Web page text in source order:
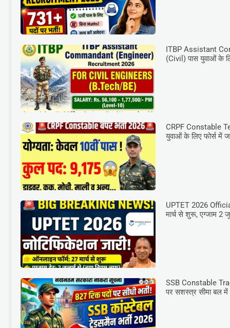
ITBP Assistant
(Civil) पास युवाओं के
CRPF Constable
युवाओं के लिए फोर्स में
UPTET 2026
मार्च से शुरू, एग्जाम 2
SSB Constable
पर सशस्त्र सीमा बल में